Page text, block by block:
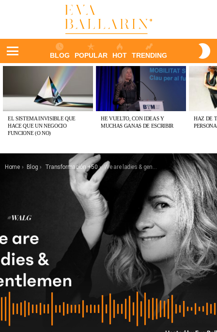
BLOG POPULAR HOT TRENDING
PUBLICACIONES
EL SISTEMA INVISIBLE QUE
HACE QUE UN NEGOCIO
FUNCIONE (O NO)
HE VUELTO, CON IDEAS Y
MUCHAS GANAS DE ESCRIBIR
HAZ DE
You are here:
Home Blog Transformación +50 We are ladies & gentlemen: where knowledge meets happiness